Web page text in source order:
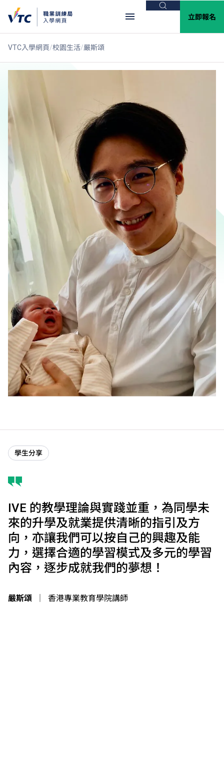
搜尋
立即報名
VTC入學網頁 校園生活 嚴斯頌
學生分享
IVE 的教學理論與實踐並重，為同學未
來的升學及就業提供清晰的指引及方
向，亦讓我們可以按自己的興趣及能
力，選擇合適的學習模式及多元的學習
內容，逐步成就我們的夢想！
嚴斯頌 香港專業教育學院講師